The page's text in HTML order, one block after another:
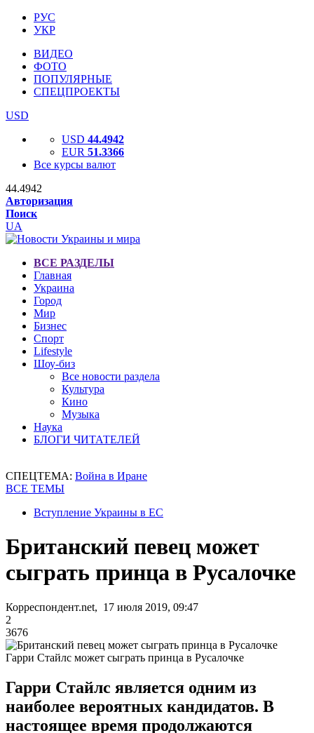
РУС
УКР
ВИДЕО
ФОТО
ПОПУЛЯРНЫЕ
СПЕЦПРОЕКТЫ
USD
USD 44.4942
EUR 51.3366
Все курсы валют
44.4942
Авторизация
Поиск
UA
ВСЕ РАЗДЕЛЫ
Главная
Украина
Город
Мир
Бизнес
Спорт
Lifestyle
Шоу-биз
Все новости раздела
Культура
Кино
Музыка
Наука
БЛОГИ ЧИТАТЕЛЕЙ
СПЕЦТЕМА: Война в Иране
ВСЕ ТЕМЫ
Вступление Украины в ЕС
Британский певец может
сыграть принца в Русалочке
Корреспондент.net, 17 июля 2019, 09:47
2
3676
Гарри Стайлс может сыграть принца в Русалочке
Гарри Стайлс является одним из
наиболее вероятных кандидатов. В
настоящее время продолжаются